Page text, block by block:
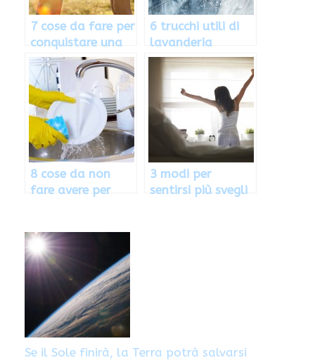
7 cose da fare per
conquistare una
donna
6 trucchi utili di
lavanderia
8 cose da non
fare avere per
3 modi per
sentirsi più svegli
Se il Sole finirà, la Terra potrà salvarsi